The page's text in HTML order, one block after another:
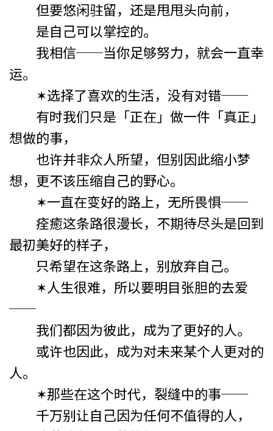
但要悠闲驻留，还是甩甩头向前，
是自己可以掌控的。
我相信──当你足够努力，就会一直幸
运。
✶选择了喜欢的生活，没有对错──
有时我们只是「正在」做一件「真正」
想做的事，
也许并非众人所望，但别因此缩小梦
想，更不该压缩自己的野心。
✶一直在变好的路上，无所畏惧──
痊癒这条路很漫长，不期待尽头是回到
最初美好的样子，
只希望在这条路上，别放弃自己。
✶人生很难，所以要明目张胆的去爱
──
我们都因为彼此，成为了更好的人。
或许也因此，成为对未来某个人更对的
人。
✶那些在这个时代，裂缝中的事──
千万别让自己因为任何不值得的人，